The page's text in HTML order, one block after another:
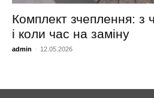
Комплект зчеплення: з
і коли час на заміну
admin - 12.05.2026